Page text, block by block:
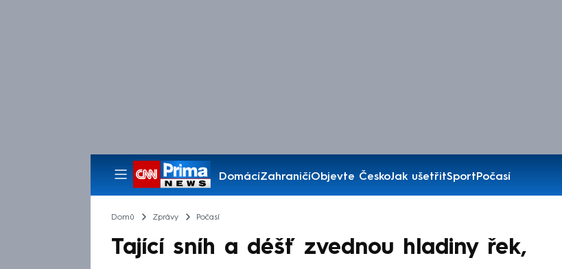
DomácíZahraničíObjevte ČeskoJak ušetřitSportPočasí
Pořady
Domů Zprávy Počasí
Tající sníh a déšť zvednou hladiny řek,